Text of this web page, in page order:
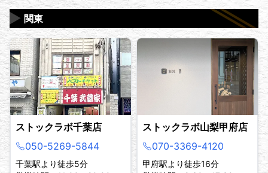
関東
▶
ストックラボ千葉店
050-5269-5844
千葉駅より徒歩5分
ストックラボ山梨甲府店
070-3369-4120
甲府駅より徒歩16分